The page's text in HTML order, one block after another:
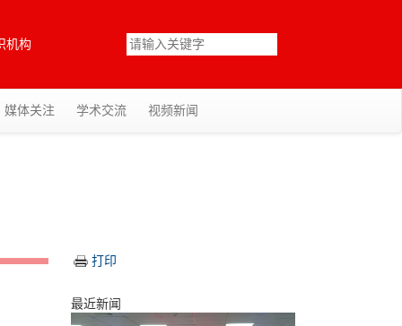
机构
媒体关注 学术交流 视频新闻
打印
最近新闻